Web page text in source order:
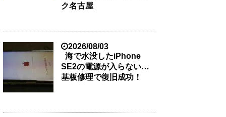
ク名古屋
2026/08/03
海で水没したiPhone
SE2の電源が入らない…
基板修理で復旧成功！